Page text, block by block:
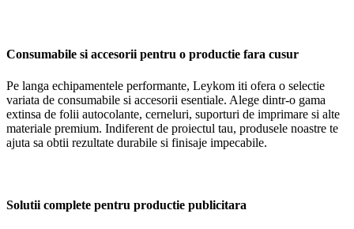
Consumabile si accesorii pentru o productie fara cusur
Pe langa echipamentele performante, Leykom iti ofera o selectie
variata de consumabile si accesorii esentiale. Alege dintr-o gama
extinsa de folii autocolante, cerneluri, suporturi de imprimare si alte
materiale premium. Indiferent de proiectul tau, produsele noastre te
ajuta sa obtii rezultate durabile si finisaje impecabile.
Solutii complete pentru productie publicitara